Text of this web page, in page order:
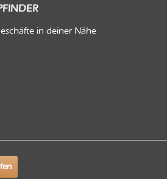
in deiner Nähe